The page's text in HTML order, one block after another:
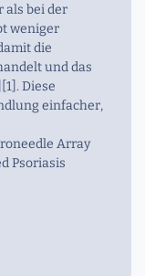
als bei der
weniger
die
und das
Diese
einfacher,
Array
Psoriasis